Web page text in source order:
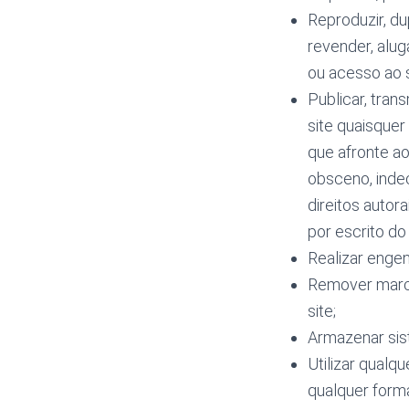
Reproduzir,
revender,
ou acesso ao
Publicar,
site
que afronte
obsceno,
direitos
por escrito
Realizar
Remover
site;
Armazenar
Utilizar
qualquer